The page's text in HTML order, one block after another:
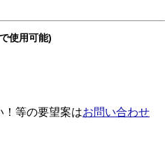
使用可能)
！等の要望案はお問い合わせ